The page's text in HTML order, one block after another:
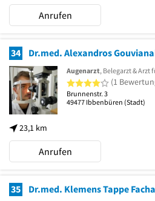
Anrufen
34
23,1 km
Augenarzt, Belegarzt &
4 von 5 Sternen
(1
Brunnenstr. 3
49477 Ibbenbüren (Stadt)
Anrufen
35 Dr.med. Klemens Tappe